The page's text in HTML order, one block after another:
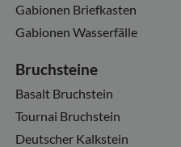
Gabionen Briefkasten
Gabionen Wasserfälle
Bruchsteine
Basalt Bruchstein
Tournai Bruchstein
Deutscher Kalkstein